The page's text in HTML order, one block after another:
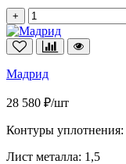
+
Мадрид
28 580 ₽/шт
Контуры уплотнения:
Лист металла: 1,5